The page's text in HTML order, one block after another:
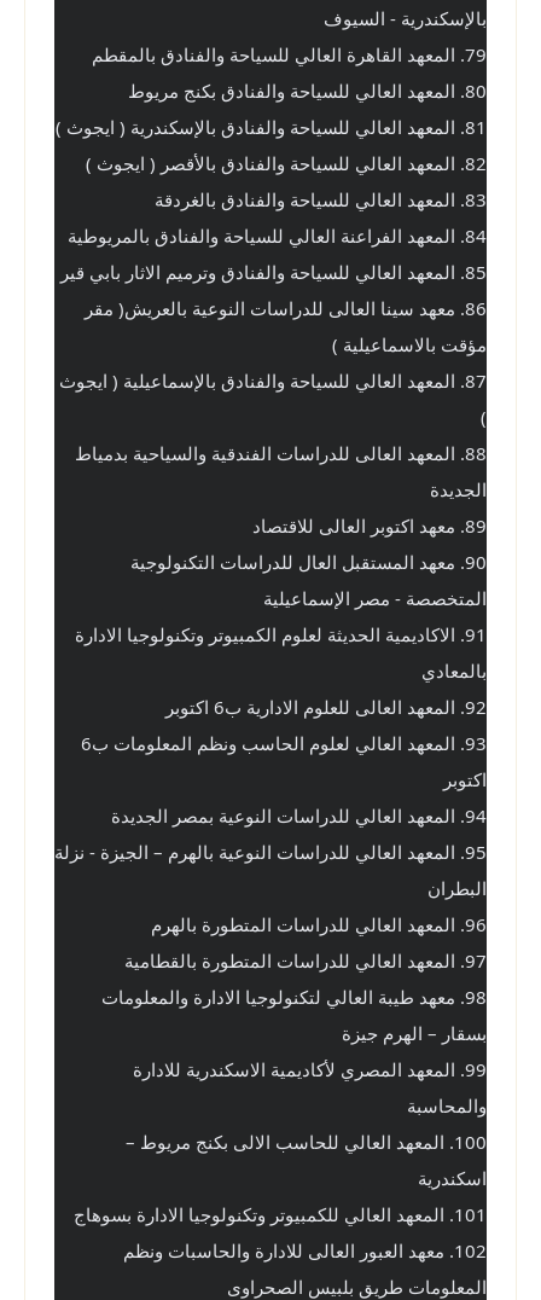
بالإسكندرية - السيوف
79. المعهد القاهرة العالي للسياحة والفنادق بالمقطم
80. المعهد العالي للسياحة والفنادق بكنج مريوط
81. المعهد العالي للسياحة والفنادق بالإسكندرية ( ايجوث )
82. المعهد العالي للسياحة والفنادق بالأقصر ( ايجوث )
83. المعهد العالي للسياحة والفنادق بالغردقة
84. المعهد الفراعنة العالي للسياحة والفنادق بالمريوطية
85. المعهد العالي للسياحة والفنادق وترميم الاثار بابي قير
مؤقت بالاسماعيلية )
)
الجديدة
89. معهد اكتوبر العالى للاقتصاد
المتخصصة - مصر الإسماعيلية
بالمعادي
92. المعهد العالى للعلوم الادارية ب6 اكتوبر
اكتوبر
94. المعهد العالي للدراسات النوعية بمصر الجديدة
البطران
96. المعهد العالي للدراسات المتطورة بالهرم
97. المعهد العالي للدراسات المتطورة بالقطامية
بسقار – الهرم جيزة
والمحاسبة
اسكندرية
101. المعهد العالي للكمبيوتر وتكنولوجيا الادارة بسوهاج
المعلومات طريق بلبيس الصحراوى